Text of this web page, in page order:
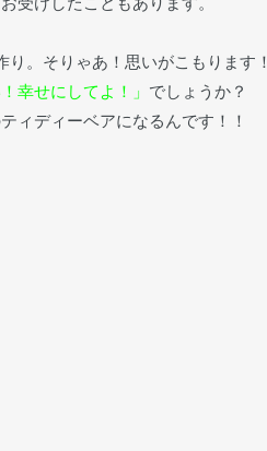
。そりゃあ！思いがこもります！
幸せにしてよ！」 でしょうか？
ィディーベアになるんです！！